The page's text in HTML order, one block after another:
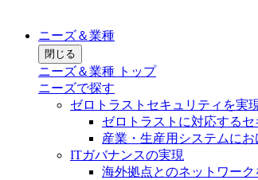
ニーズ＆業種
閉じる
ニーズ＆業種 トップ
ニーズで探す
ゼロトラストセキュリティを実
ゼロトラストに対応する
産業・生産用システムに
ITガバナンスの実現
海外拠点とのネットワー